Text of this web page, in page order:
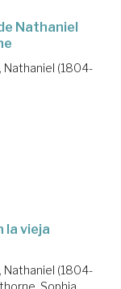
Nathaniel
Nathaniel (1804-
la vieja
Nathaniel (1804-
Sophia